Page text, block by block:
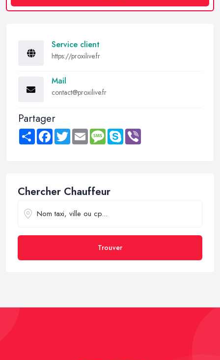
Service client
https://proxilive.fr
Mail
contact@proxilive.fr
Partager
Share FacebookTwitter Email MessageSkype
Chercher Chauffeur
Trouver